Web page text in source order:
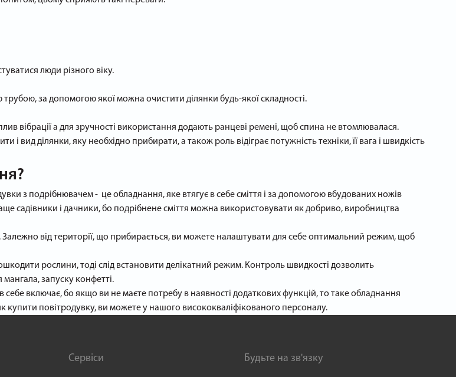
люди різного віку.
за допомогою якої можна очистити ділянки будь-якої складності.
вібрації а для зручності використання додають ранцеві ремені, щоб спина не втомлювалася.
вид ділянки, яку необхідно прибирати, а також роль відіграє потужність техніки, її вага і швидкість
з подрібнювачем - це обладнання, яке втягує в себе сміття і за допомогою вбудованих ножів
садівники і дачники, бо подрібнене сміття можна використовувати як добриво, виробництва
від території, що прибирається, ви можете налаштувати для себе оптимальний режим, щоб
рослини, тоді слід встановити делікатний режим. Контроль швидкості дозволить
запуску конфетті.
себе включає, бо якщо ви не маєте потребу в наявності додаткових функцій, то таке обладнання
купити повітродувку, ви можете у нашого висококваліфікованого персоналу.
Сервіси Будьте на зв'язку